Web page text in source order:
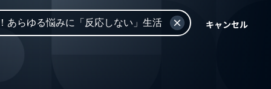
キャンセル